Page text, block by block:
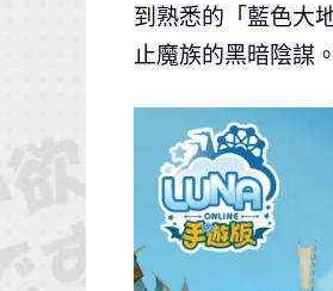
到熟悉的「藍色大
止魔族的黑暗陰謀。